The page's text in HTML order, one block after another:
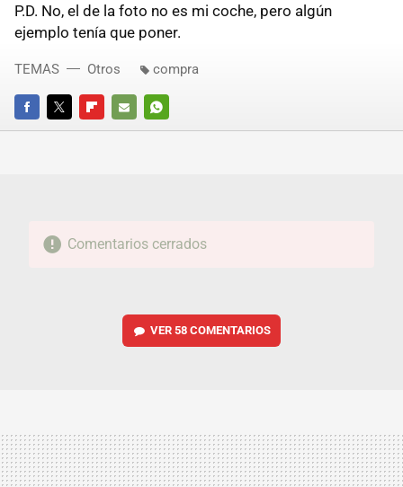
P.D. No, el de la foto no es mi coche, pero algún
ejemplo tenía que poner.
FACEBOOKTWITTERFLIPBOARD
E-
WHATSAPP
TEMAS Otros compra
Comentarios cerrados
VER 58 COMENTARIOS